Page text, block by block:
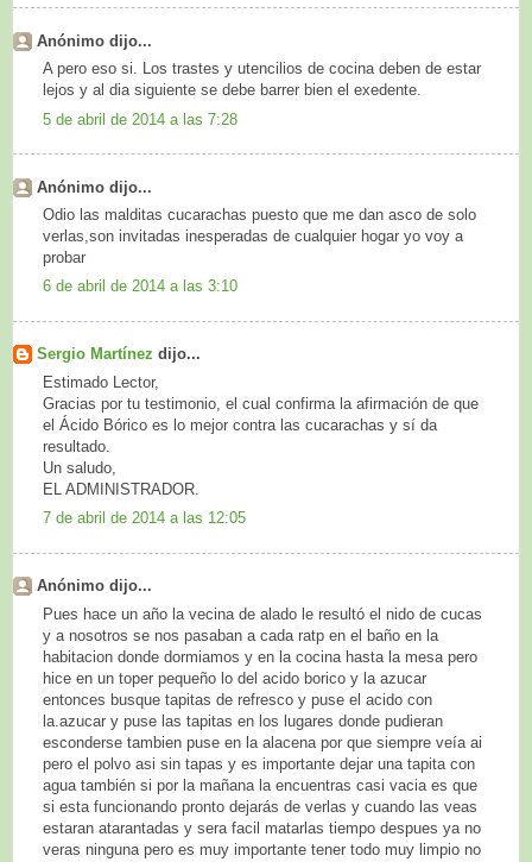
Anónimo dijo...
A pero eso si. Los trastes y utencilios de cocina deben de estar
lejos y al dia siguiente se debe barrer bien el exedente.
5 de abril de 2014 a las 7:28
Anónimo dijo...
Odio las malditas cucarachas puesto que me dan asco de solo
verlas,son invitadas inesperadas de cualquier hogar yo voy a
probar
6 de abril de 2014 a las 3:10
Sergio Martínez dijo...
Estimado Lector,
Gracias por tu testimonio, el cual confirma la afirmación de que
el Ácido Bórico es lo mejor contra las cucarachas y sí da
resultado.
Un saludo,
EL ADMINISTRADOR.
7 de abril de 2014 a las 12:05
Anónimo dijo...
Pues hace un año la vecina de alado le resultó el nido de cucas
y a nosotros se nos pasaban a cada ratp en el baño en la
habitacion donde dormiamos y en la cocina hasta la mesa pero
hice en un toper pequeño lo del acido borico y la azucar
entonces busque tapitas de refresco y puse el acido con
la.azucar y puse las tapitas en los lugares donde pudieran
esconderse tambien puse en la alacena por que siempre veía ai
pero el polvo asi sin tapas y es importante dejar una tapita con
agua también si por la mañana la encuentras casi vacia es que
si esta funcionando pronto dejarás de verlas y cuando las veas
estaran atarantadas y sera facil matarlas tiempo despues ya no
veras ninguna pero es muy importante tener todo muy limpio no